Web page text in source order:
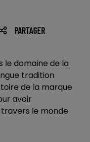
PARTAGER
le domaine de la
tradition
de la marque
avoir
le monde